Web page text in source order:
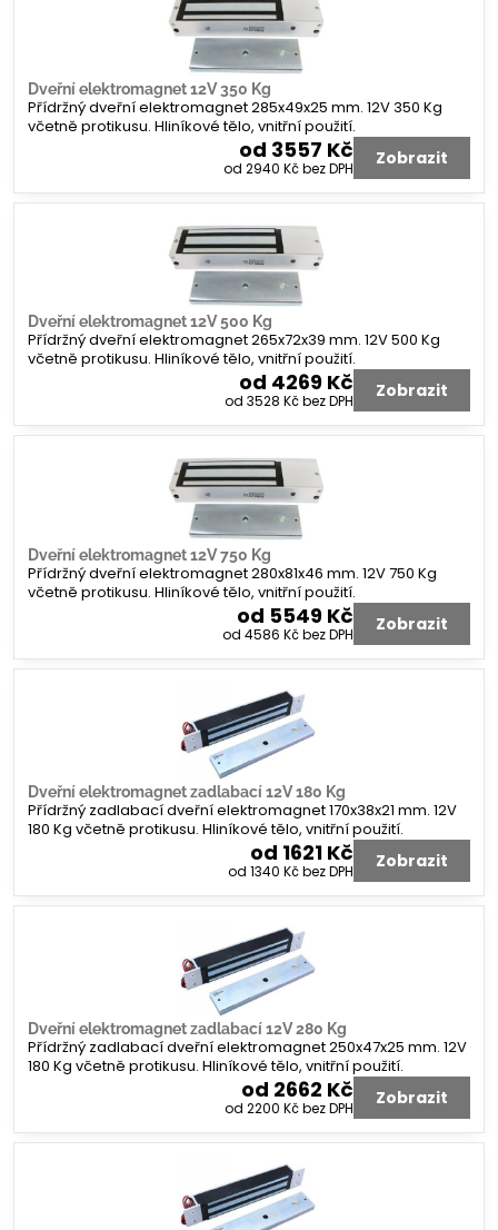
Dveřní elektromagnet 12V 350 Kg
Přídržný dveřní elektromagnet 285x49x25 mm. 12V 350 Kg
včetně protikusu. Hliníkové tělo, vnitřní použití.
od 3557 Kč
od 2940 Kčbez DPH Zobrazit
Dveřní elektromagnet 12V 500 Kg
Přídržný dveřní elektromagnet 265x72x39 mm. 12V 500 Kg
včetně protikusu. Hliníkové tělo, vnitřní použití.
od 4269 Kč
od 3528 Kčbez DPH Zobrazit
Dveřní elektromagnet 12V 750 Kg
Přídržný dveřní elektromagnet 280x81x46 mm. 12V 750 Kg
včetně protikusu. Hliníkové tělo, vnitřní použití.
od 5549 Kč
od 4586 Kčbez DPH Zobrazit
Dveřní elektromagnet zadlabací 12V 180 Kg
Přídržný zadlabací dveřní elektromagnet 170x38x21 mm. 12V
180 Kg včetně protikusu. Hliníkové tělo, vnitřní použití.
od 1621 Kč
od 1340 Kčbez DPH Zobrazit
Dveřní elektromagnet zadlabací 12V 280 Kg
Přídržný zadlabací dveřní elektromagnet 250x47x25 mm. 12V
180 Kg včetně protikusu. Hliníkové tělo, vnitřní použití.
od 2662 Kč
od 2200 Kčbez DPH Zobrazit